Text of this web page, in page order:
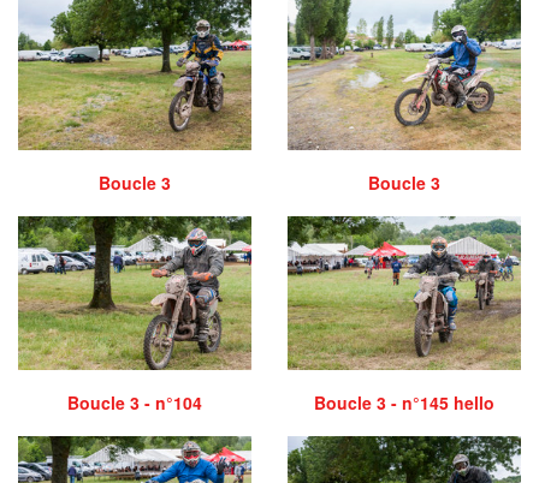
Boucle 3 Boucle 3
Boucle 3 - n°104 Boucle 3 - n°145 hello